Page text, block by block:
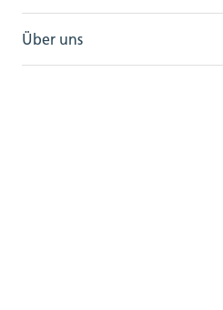
Über uns